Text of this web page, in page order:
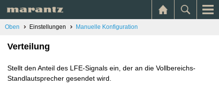
Oben Einstellungen Manuelle Konfiguration
Verteilung
Stellt den Anteil des LFE-Signals ein, der an die Vollbereichs-
Standlautsprecher gesendet wird.